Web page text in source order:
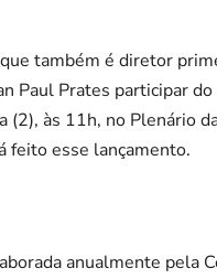
também é diretor
Paul Prates participar
(2), às 11h, no Plenário
feito esse lançamento.
anualmente pela